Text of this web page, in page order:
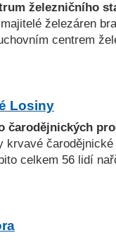
železničního
železáren
centrem
Losiny
čarodějnických
krvavé
celkem 56 lidí